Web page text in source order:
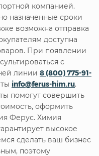
компанией.
назначенные сроки
возможна отправка
доступна
При появлении
с
линии 8 (800) 775-91-
info@ferus-him.ru.
помогут совершить
оформить
Ферус. Химия
высокое
сделать ваш бизнес
поэтому